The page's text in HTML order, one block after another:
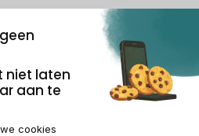
& AGBeheer van cookies